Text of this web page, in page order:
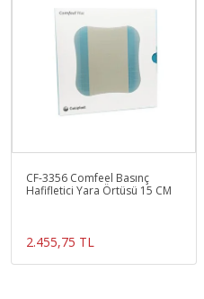
CF-3356 Comfeel Basınç
Hafifletici Yara Örtüsü 15 CM
2.455,75 TL